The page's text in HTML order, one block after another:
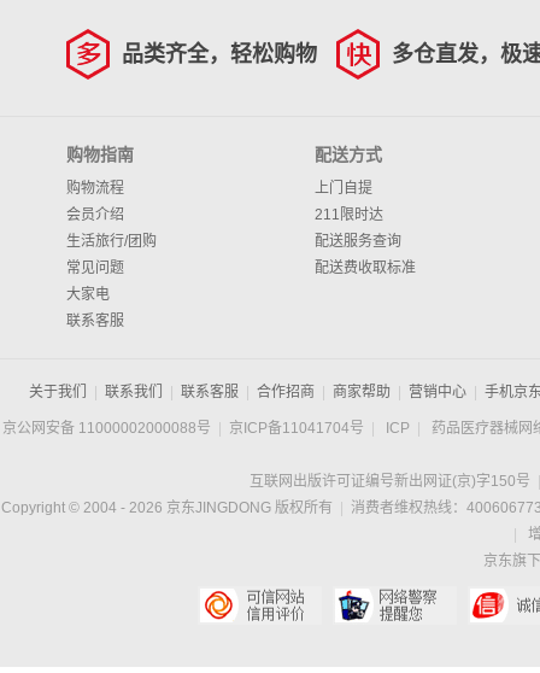
品类齐全，轻松购物 多仓直发，极
购物指南
购物流程
会员介绍
生活旅行/团购
常见问题
大家电
联系客服
配送方式
上门自提
211限时达
配送服务查询
配送费收取标准
关于我们 联系我们 联系客服 合作招商 商家帮助 营销中心 手机京
京公网安备 11000002000088号 京ICP备11041704号 ICP 药品医疗器械网
互联网出版许可证编号新出网证(京)字150号
Copyright © 2004 - 2026 京东JINGDONG 版权所有
消费者维权热线：
京东旗